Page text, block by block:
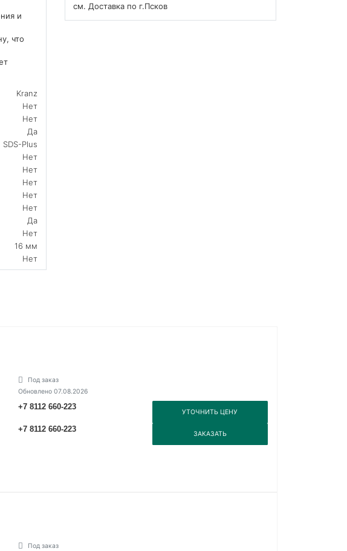
см. Доставка по г.Псков
и
что
Kranz
Нет
Нет
Да
SDS-Plus
Нет
Нет
Нет
Нет
Нет
Да
Нет
16 мм
Нет
Под заказ
Обновлено 07.08.2026
+7 8112 660-223
УТОЧНИТЬ ЦЕНУ
+7 8112 660-223
ЗАКАЗАТЬ
Под заказ